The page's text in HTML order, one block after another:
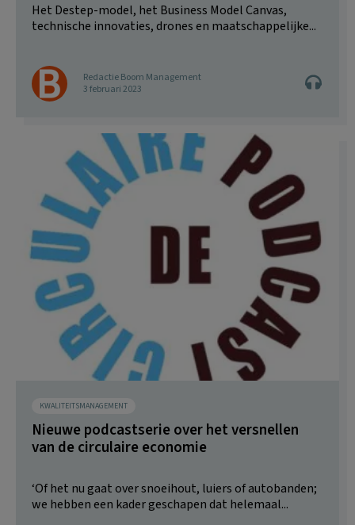
Het Destep-model, het Business Model Canvas,
technische innovaties, drones en maatschappelijke...
Redactie Boom Management
3 februari 2023
KWALITEITSMANAGEMENT
Nieuwe podcastserie over het versnellen
van de circulaire economie
‘Of het nu gaat over snoeihout, luiers of autobanden;
we hebben een kader geschapen dat helemaal...